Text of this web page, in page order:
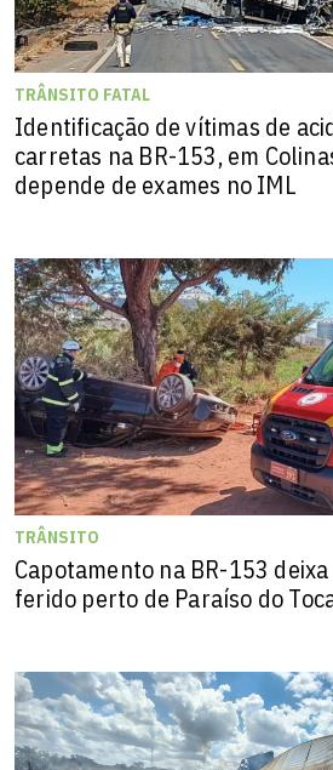
TRÂNSITO FATAL
Identificação de vítimas de
carretas na BR-153, em
depende de exames no IML
TRÂNSITO
Capotamento na BR-153
ferido perto de Paraíso do